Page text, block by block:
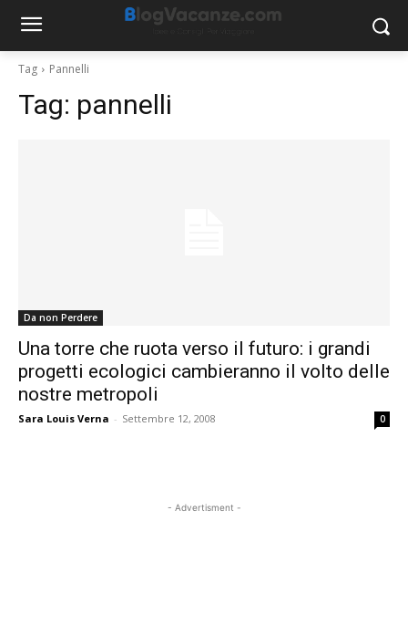
Tag Pannelli
Tag: pannelli
Da non Perdere
Una torre che ruota verso il futuro: i grandi
progetti ecologici cambieranno il volto delle
nostre metropoli
Sara Louis Verna - Settembre 12, 2008 0
- Advertisment -